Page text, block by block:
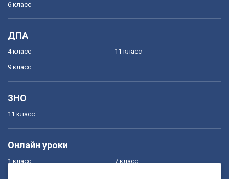
6 класс
ДПА
4 класс
9 класс
11 класс
ЗНО
11 класс
Онлайн уроки
1 класс 7 класс